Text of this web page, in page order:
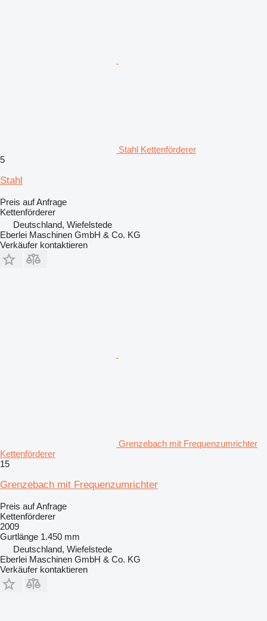
Stahl Kettenförderer
5
Stahl
Preis auf Anfrage
Kettenförderer
Deutschland, Wiefelstede
Eberlei Maschinen GmbH & Co. KG
Verkäufer kontaktieren
Grenzebach mit Frequenzumrichter
Kettenförderer
15
Grenzebach mit Frequenzumrichter
Preis auf Anfrage
Kettenförderer
2009
Gurtlänge 1.450 mm
Deutschland, Wiefelstede
Eberlei Maschinen GmbH & Co. KG
Verkäufer kontaktieren